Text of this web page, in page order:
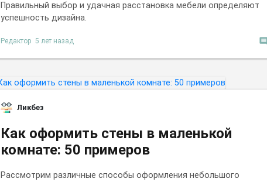
Правильный выбор и удачная расстановка мебели определяют
успешность дизайна.
Редактор 5 лет назад comment
Ликбез
Как оформить стены в маленькой
комнате: 50 примеров
Рассмотрим различные способы оформления небольшого